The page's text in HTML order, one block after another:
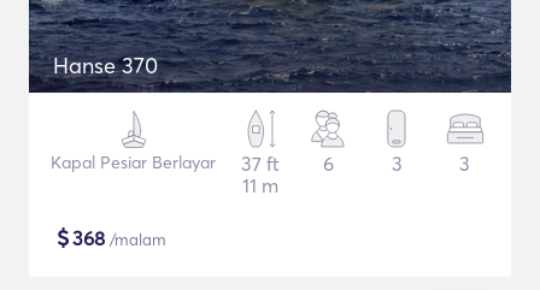
Hanse 370
Kapal Pesiar Berlayar
37 ft
11 m
6 3 3
$368 /malam